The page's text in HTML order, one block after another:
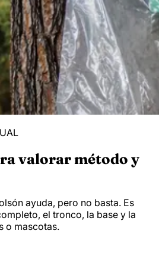
valorar método y
ayuda, pero no basta. Es
el tronco, la base y la
o mascotas.